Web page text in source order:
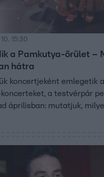
15:30
a Pamkutya-őrület –
hátra
koncertjeként emlegetik
a testvérpár
áprilisban: mutatjuk,